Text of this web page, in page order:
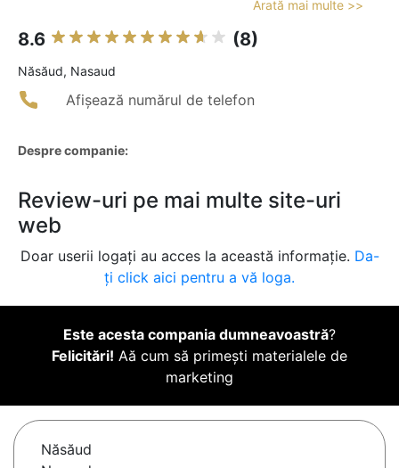
Arată mai multe >>
8.6 (8)
Năsăud, Nasaud
Afișează numărul de telefon
Despre companie:
Review-uri pe mai multe site-uri
web
Doar userii logați au acces la această informație. Da-
ți click aici pentru a vă loga.
Este acesta compania dumneavoastră?
Felicitări! Aă cum să primești materialele de
marketing
Năsăud